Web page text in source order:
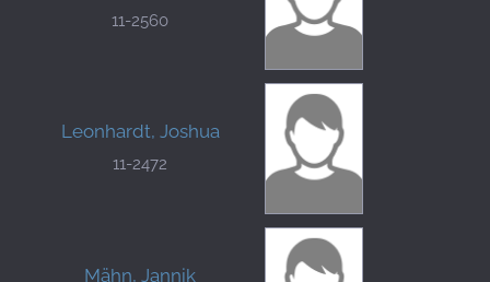
11-2560
Leonhardt, Joshua
11-2472
Mähn, Jannik